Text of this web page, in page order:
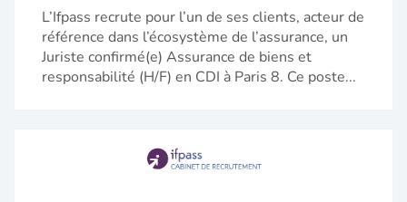
L’Ifpass recrute pour l’un de ses clients, acteur de
référence dans l’écosystème de l’assurance, un
Juriste confirmé(e) Assurance de biens et
responsabilité (H/F) en CDI à Paris 8. Ce poste...